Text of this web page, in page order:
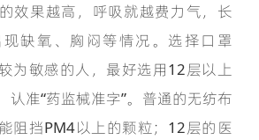
效果越高，呼吸就越费力气，长
缺氧、胸闷等情况。选择口罩
为敏感的人，最好选用12层以上
认准“药监械准字”。普通的无纺布
阻挡PM4以上的颗粒；12层的医